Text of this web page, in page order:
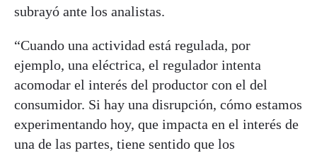
subrayó ante los analistas.
“Cuando una actividad está regulada, por
ejemplo, una eléctrica, el regulador intenta
acomodar el interés del productor con el del
consumidor. Si hay una disrupción, cómo estamos
experimentando hoy, que impacta en el interés de
una de las partes, tiene sentido que los